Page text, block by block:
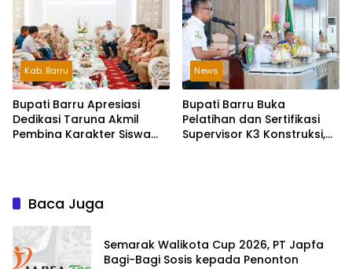
Daerah
Kab. Barru
Bupati Barru Apresiasi
Dedikasi Taruna Akmil
Pembina Karakter Siswa
News
Bupati Barru Buka
Pelatihan dan Sertifikasi
Supervisor K3 Konstruksi,
Baca Juga
Semarak Walikota Cup 2026, PT Japfa
Bagi-Bagi Sosis kepada Penonton